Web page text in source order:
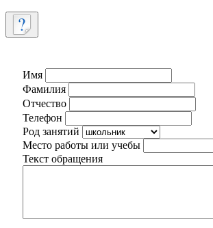
Имя
Фамилия
Отчество
Телефон
Род занятий
Место работы или учебы
Текст обращения